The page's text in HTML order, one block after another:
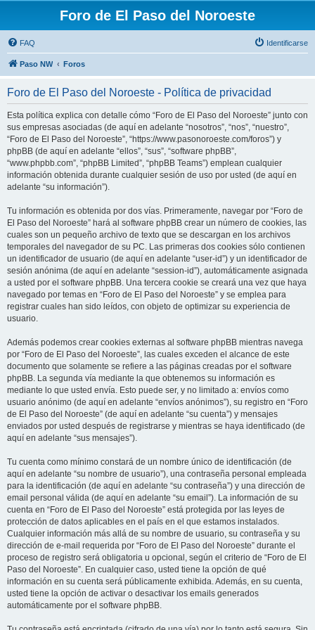
Foro de El Paso del Noroeste
FAQ Identificarse
Paso NW Foros
Foro de El Paso del Noroeste - Política de privacidad
Esta política explica con detalle cómo “Foro de El Paso del Noroeste” junto con
sus empresas asociadas (de aquí en adelante “nosotros”, “nos”, “nuestro”,
“Foro de El Paso del Noroeste”, “https://www.pasonoroeste.com/foros”) y
phpBB (de aquí en adelante “ellos”, “sus”, “software phpBB”,
“www.phpbb.com”, “phpBB Limited”, “phpBB Teams”) emplean cualquier
información obtenida durante cualquier sesión de uso por usted (de aquí en
adelante “su información”).
Tu información es obtenida por dos vías. Primeramente, navegar por “Foro de
El Paso del Noroeste” hará al software phpBB crear un número de cookies, las
cuales son un pequeño archivo de texto que se descargan en los archivos
temporales del navegador de su PC. Las primeras dos cookies sólo contienen
un identificador de usuario (de aquí en adelante “user-id”) y un identificador de
sesión anónima (de aquí en adelante “session-id”), automáticamente asignada
a usted por el software phpBB. Una tercera cookie se creará una vez que haya
navegado por temas en “Foro de El Paso del Noroeste” y se emplea para
registrar cuales han sido leídos, con objeto de optimizar su experiencia de
usuario.
Además podemos crear cookies externas al software phpBB mientras navega
por “Foro de El Paso del Noroeste”, las cuales exceden el alcance de este
documento que solamente se refiere a las páginas creadas por el software
phpBB. La segunda vía mediante la que obtenemos su información es
mediante lo que usted envía. Esto puede ser, y no limitado a: envíos como
usuario anónimo (de aquí en adelante “envíos anónimos”), su registro en “Foro
de El Paso del Noroeste” (de aquí en adelante “su cuenta”) y mensajes
enviados por usted después de registrarse y mientras se haya identificado (de
aquí en adelante “sus mensajes”).
Tu cuenta como mínimo constará de un nombre único de identificación (de
aquí en adelante “su nombre de usuario”), una contraseña personal empleada
para la identificación (de aquí en adelante “su contraseña”) y una dirección de
email personal válida (de aquí en adelante “su email”). La información de su
cuenta en “Foro de El Paso del Noroeste” está protegida por las leyes de
protección de datos aplicables en el país en el que estamos instalados.
Cualquier información más allá de su nombre de usuario, su contraseña y su
dirección de e-mail requerida por “Foro de El Paso del Noroeste” durante el
proceso de registro será obligatoria u opcional, según el criterio de “Foro de El
Paso del Noroeste”. En cualquier caso, usted tiene la opción de qué
información en su cuenta será públicamente exhibida. Además, en su cuenta,
usted tiene la opción de activar o desactivar los emails generados
automáticamente por el software phpBB.